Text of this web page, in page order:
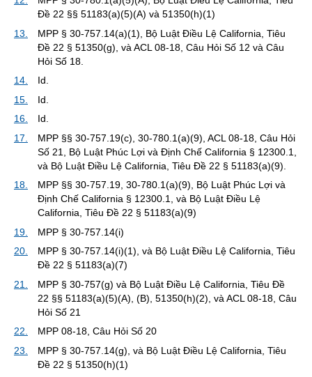
Đề 22 §§ 51183(a)(5)(A) và 51350(h)(1)
13.
MPP § 30-757.14(a)(1), Bộ Luật Điều Lệ California, Tiêu
Đề 22 § 51350(g), và ACL 08-18, Câu Hỏi Số 12 và Câu
Hỏi Số 18.
14.
Id.
15.
Id.
16.
Id.
17.
MPP §§ 30-757.19(c), 30-780.1(a)(9), ACL 08-18, Câu Hỏi
Số 21, Bộ Luật Phúc Lợi và Định Chế California § 12300.1,
và Bộ Luật Điều Lệ California, Tiêu Đề 22 § 51183(a)(9).
18.
MPP §§ 30-757.19, 30-780.1(a)(9), Bộ Luật Phúc Lợi và
Định Chế California § 12300.1, và Bộ Luật Điều Lệ
California, Tiêu Đề 22 § 51183(a)(9)
19.
MPP § 30-757.14(i)
20.
MPP § 30-757.14(i)(1), và Bộ Luật Điều Lệ California, Tiêu
Đề 22 § 51183(a)(7)
21.
MPP § 30-757(g) và Bộ Luật Điều Lệ California, Tiêu Đề
22 §§ 51183(a)(5)(A), (B), 51350(h)(2), và ACL 08-18, Câu
Hỏi Số 21
22.
MPP 08-18, Câu Hỏi Số 20
23.
MPP § 30-757.14(g), và Bộ Luật Điều Lệ California, Tiêu
Đề 22 § 51350(h)(1)